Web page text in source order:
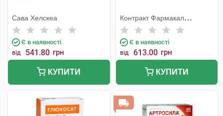
Сава Хелскеа
Є в наявності
від 541.80 грн
КУПИТИ
Контракт Фармакал
Корпорейшн
Є в наявності
від 613.00 грн
КУПИТИ